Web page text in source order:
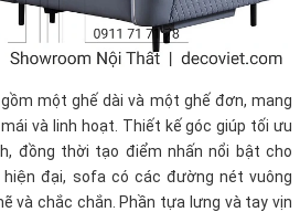
gồm một ghế dài và một ghế đơn, mang
và linh hoạt. Thiết kế góc giúp tối ưu
đồng thời tạo điểm nhấn nổi bật cho
hiện đại, sofa có các đường nét vuông
và chắc chắn. Phần tựa lưng và tay vịn